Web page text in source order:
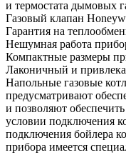
и термостата дымовых
Газовый клапан
Гарантия на
Нешумная работа
Компактные размеры
Лаконичный и
Напольные газовые
предусматривают
и позволяют
условии подключения
подключения бойлера
прибора имеется